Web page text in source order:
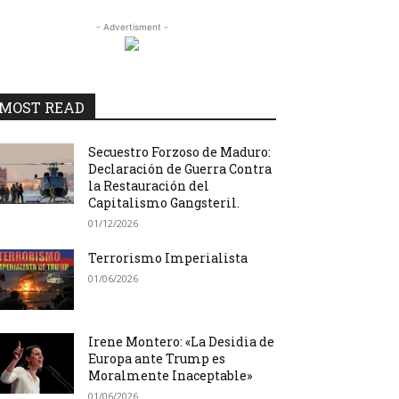
- Advertisment -
READ
Secuestro Forzoso de Maduro:
Declaración de Guerra Contra
la Restauración del
Capitalismo Gangsteril.
01/12/2026
Terrorismo Imperialista
01/06/2026
Irene Montero: «La Desidia de
Europa ante Trump es
Moralmente Inaceptable»
01/06/2026